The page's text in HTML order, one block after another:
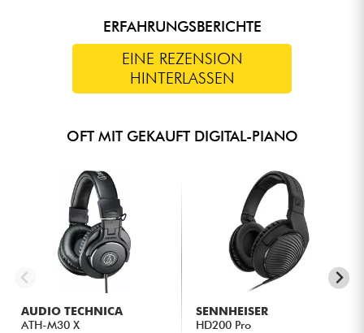
ERFAHRUNGSBERICHTE
EINE REZENSION
HINTERLASSEN
OFT MIT GEKAUFT DIGITAL-PIANO
AUDIO TECHNICA
ATH-M30 X
SENNHEISER
HD200 Pro